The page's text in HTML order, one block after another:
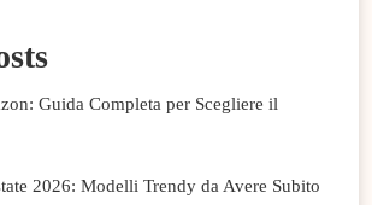
Guida Completa per Scegliere il
2026: Modelli Trendy da Avere Subito